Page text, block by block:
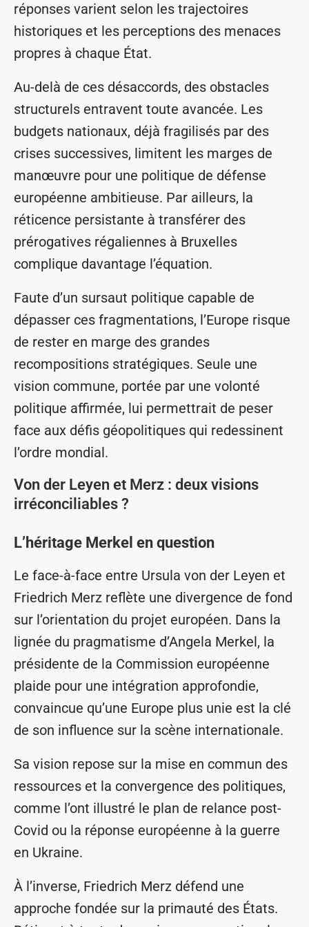
réponses varient selon les trajectoires
historiques et les perceptions des menaces
propres à chaque État.
Au-delà de ces désaccords, des obstacles
structurels entravent toute avancée. Les
budgets nationaux, déjà fragilisés par des
crises successives, limitent les marges de
manœuvre pour une politique de défense
européenne ambitieuse. Par ailleurs, la
réticence persistante à transférer des
prérogatives régaliennes à Bruxelles
complique davantage l’équation.
Faute d’un sursaut politique capable de
dépasser ces fragmentations, l’Europe risque
de rester en marge des grandes
recompositions stratégiques. Seule une
vision commune, portée par une volonté
politique affirmée, lui permettrait de peser
face aux défis géopolitiques qui redessinent
l’ordre mondial.
Von der Leyen et Merz : deux visions
irréconciliables ?
L’héritage Merkel en question
Le face-à-face entre Ursula von der Leyen et
Friedrich Merz reflète une divergence de fond
sur l’orientation du projet européen. Dans la
lignée du pragmatisme d’Angela Merkel, la
présidente de la Commission européenne
plaide pour une intégration approfondie,
convaincue qu’une Europe plus unie est la clé
de son influence sur la scène internationale.
Sa vision repose sur la mise en commun des
ressources et la convergence des politiques,
comme l’ont illustré le plan de relance post-
Covid ou la réponse européenne à la guerre
en Ukraine.
À l’inverse, Friedrich Merz défend une
approche fondée sur la primauté des États.